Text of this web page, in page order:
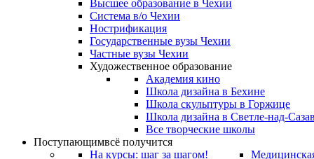
Высшее образование в Чехии
Система в/о Чехии
Нострификация
Государственные вузы Чехии
Частные вузы Чехии
Художественное образование
Академия кино
Школа дизайна в Бехине
Школа скульптуры в Горжице
Школа дизайна в Светле-над-
Все творческие школы
Поступающимвсё получится
На курсы: шаг за шагом!